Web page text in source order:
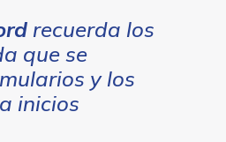
recuerda los
que se
y los
inicios